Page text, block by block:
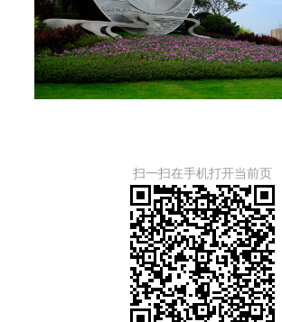
扫一扫在手机打开当前页